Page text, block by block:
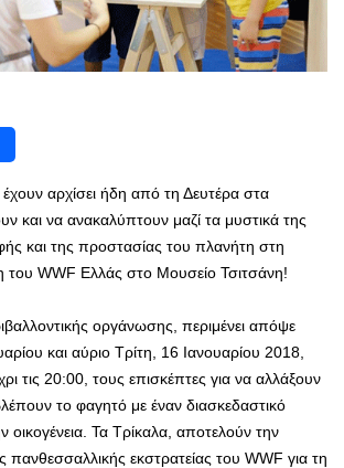
έχουν αρχίσει ήδη από τη Δευτέρα στα
και να ανακαλύπτουν μαζί τα μυστικά της
και της προστασίας του πλανήτη στη
του WWF Ελλάς στο Μουσείο Τσιτσάνη!
οργάνωσης, περιμένει απόψε
και αύριο Τρίτη, 16 Ιανουαρίου 2018,
τις 20:00, τους επισκέπτες για να αλλάξουν
το φαγητό με έναν διασκεδαστικό
οικογένεια. Τα Τρίκαλα, αποτελούν την
εκστρατείας του WWF για τη